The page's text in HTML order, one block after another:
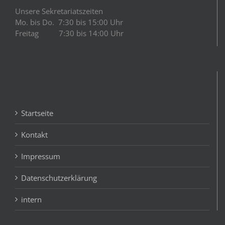
Unsere Sekretariatszeiten
Mo. bis Do. 7:30 bis 15:00 Uhr
Freitag 7:30 bis 14:00 Uhr
Startseite
Kontakt
Impressum
Datenschutzerklärung
intern